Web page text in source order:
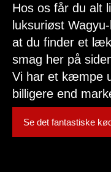
Hos os får du alt
luksuriøst
at du finder et
smag her på
Vi har et kæmpe
billigere end
Se det fantastiske